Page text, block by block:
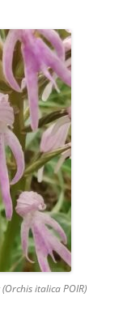
Orchis italicaPOIR)